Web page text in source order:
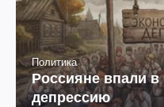
Политика
Россияне впали в
депрессию